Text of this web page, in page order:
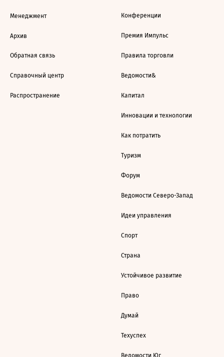
Менеджмент
Архив
Обратная связь
Справочный центр
Распространение
Конференции
Премия Импульс
Правила торговли
Ведомости&
Капитал
Инновации и технологии
Как потратить
Туризм
Форум
Ведомости Северо-Запад
Идеи управления
Спорт
Страна
Устойчивое развитие
Право
Думай
Техуспех
Ведомости Юг